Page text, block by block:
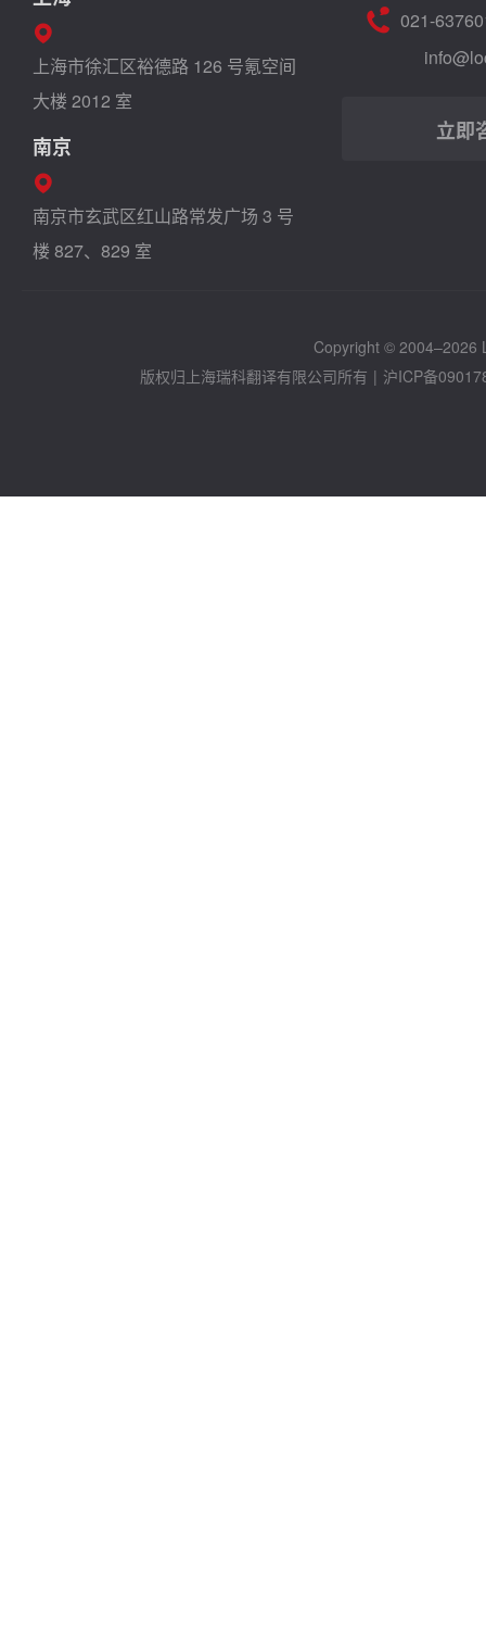
021-
立即
上海市徐汇区裕德路 126 号氪空间
大楼 2012 室
南京
南京市玄武区红山路常发广场 3 号
楼 827、829 室
Copyright © 2004–2026
版权归上海瑞科翻译有限公司所有 | 沪ICP备